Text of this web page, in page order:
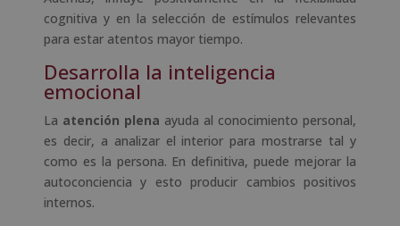
cognitiva y en la selección de estímulos relevantes
para estar atentos mayor tiempo.
Desarrolla la inteligencia
emocional
La atención plena ayuda al conocimiento personal,
es decir, a analizar el interior para mostrarse tal y
como es la persona. En definitiva, puede mejorar la
autoconciencia y esto producir cambios positivos
internos.